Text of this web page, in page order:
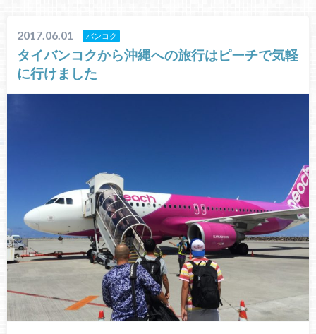
2017.06.01 バンコク
タイバンコクから沖縄への旅行はピーチで気軽
に行けました